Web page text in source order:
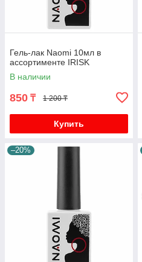
Гель-лак Naomi 10мл в
ассортименте IRISK
В наличии
850 ₸ 1 200 ₸
Купить
–20%